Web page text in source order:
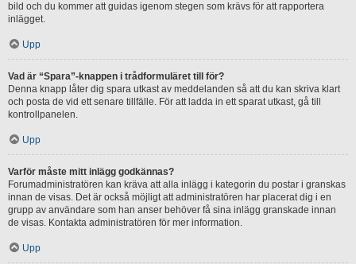
bild och du kommer att guidas igenom stegen som krävs för att rapportera
inlägget.
Upp
Vad är “Spara”-knappen i trådformuläret till för?
Denna knapp låter dig spara utkast av meddelanden så att du kan skriva klart
och posta de vid ett senare tillfälle. För att ladda in ett sparat utkast, gå till
kontrollpanelen.
Upp
Varför måste mitt inlägg godkännas?
Forumadministratören kan kräva att alla inlägg i kategorin du postar i granskas
innan de visas. Det är också möjligt att administratören har placerat dig i en
grupp av användare som han anser behöver få sina inlägg granskade innan
de visas. Kontakta administratören för mer information.
Upp